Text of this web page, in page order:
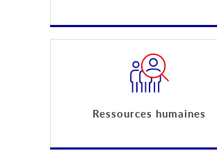
Ressources humaines